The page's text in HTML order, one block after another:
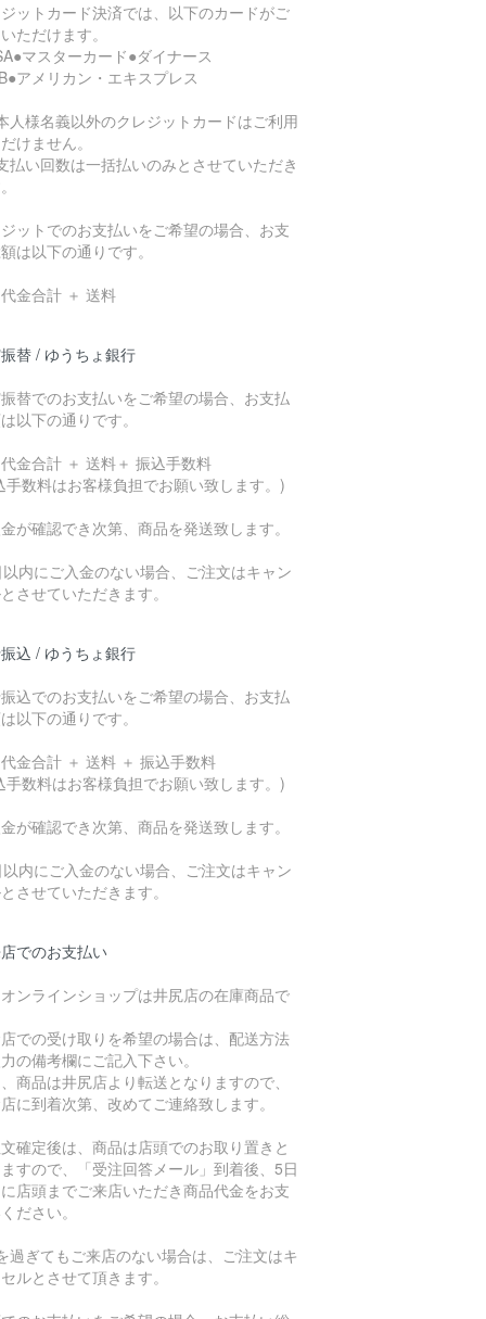
ットカード決済では、以下のカードがご
ただけます。
マスターカード●ダイナース
アメリカン・エキスプレス
人様名義以外のクレジットカードはご利用
けません。
払い回数は一括払いのみとさせていただき
ットでのお支払いをご希望の場合、お支
は以下の通りです。
金合計 ＋ 送料
替 / ゆうちょ銀行
替でのお支払いをご希望の場合、お支払
以下の通りです。
金合計 ＋ 送料＋ 振込手数料
手数料はお客様負担でお願い致します。)
が確認でき次第、商品を発送致します。
内にご入金のない場合、ご注文はキャン
させていただきます。
込 / ゆうちょ銀行
込でのお支払いをご希望の場合、お支払
以下の通りです。
金合計 ＋ 送料 ＋ 振込手数料
手数料はお客様負担でお願い致します。)
が確認でき次第、商品を発送致します。
内にご入金のない場合、ご注文はキャン
させていただきます。
でのお支払い
ンラインショップは井尻店の在庫商品で
での受け取りを希望の場合は、配送方法
の備考欄にご記入下さい。
商品は井尻店より転送となりますので、
に到着次第、改めてご連絡致します。
確定後は、商品は店頭でのお取り置きと
すので、「受注回答メール」到着後、5日
店頭までご来店いただき商品代金をお支
ださい。
過ぎてもご来店のない場合は、ご注文はキ
ルとさせて頂きます。